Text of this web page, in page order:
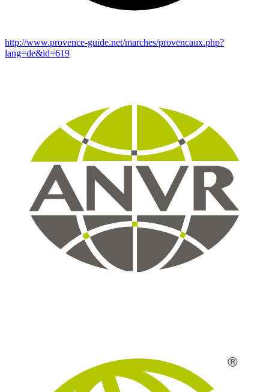
http://www.provence-guide.net/marches/provencaux.php?
lang=de&id=619